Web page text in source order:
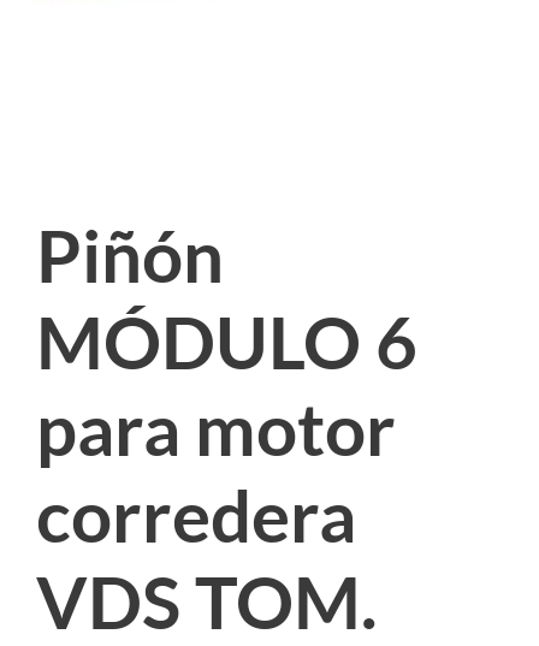
Piñón
MÓDULO 6
para motor
corredera
VDS TOM.